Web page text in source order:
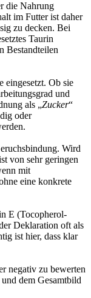
die Nahrung
im Futter ist daher
zu decken. Bei
Taurin
Bestandteilen
eingesetzt. Ob sie
und
als „Zucker“
oder
Wird
von sehr geringen
mit
eine konkrete
E (Tocopherol-
Deklaration oft als
ist hier, dass klar
negativ zu bewerten
dem Gesamtbild